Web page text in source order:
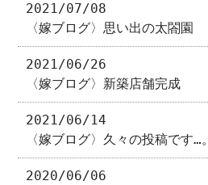
2021/07/08
〈嫁ブログ〉思い出の太閤園
2021/06/26
〈嫁ブログ〉新築店舗完成
2021/06/14
〈嫁ブログ〉久々の投稿です…。
2020/06/06